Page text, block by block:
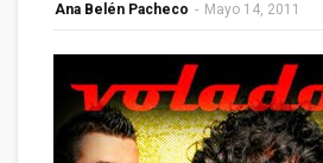
Ana Belén Pacheco - Mayo 14, 2011